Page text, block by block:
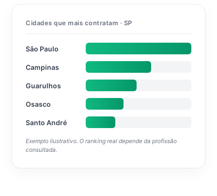
Cidades que mais contratam · SP
São Paulo
Campinas
Guarulhos
Osasco
Santo André
Exemplo ilustrativo. O ranking real depende da profissão
consultada.